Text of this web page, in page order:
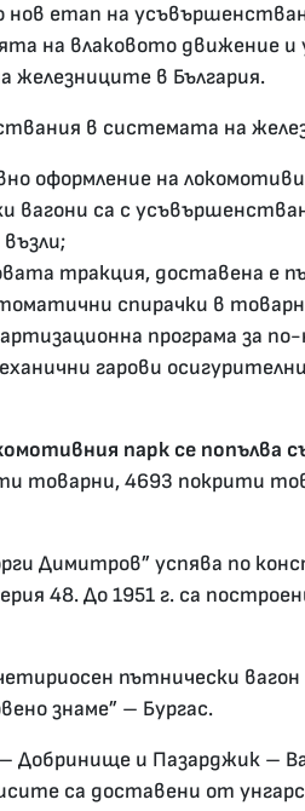
нов етап на
на влаковото движение
железниците в България.
в системата на
оформление на
вагони са с
възли;
тракция, доставена е
спирачки в
програма за
гарови
парк се попълва
товарни, 4693 покрити
Димитров” успява по
48. До 1951 г. са
пътнически вагон
знаме” – Бургас.
Добринище и Пазарджик –
са доставени от